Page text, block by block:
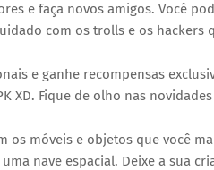
e faça novos amigos. Você
com os trolls e os hackers
e ganhe recompensas
XD. Fique de olho nas
os móveis e objetos que você
nave espacial. Deixe a sua